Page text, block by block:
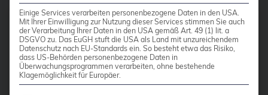
Cloud-Infrastruktur
Cloud-Optimierung
Cloud-Speicherlösungen
CloudNative
05 JULI 2017
Rückblick auf das
AnsibleFest London 2017
Einige Services verarbeiten personenbezogene Daten in den USA.
Mit Ihrer Einwilligung zur Nutzung dieser Services stimmen Sie auch
der Verarbeitung Ihrer Daten in den USA gemäß Art. 49 (1) lit. a
DSGVO zu. Das EuGH stuft die USA als Land mit unzureichendem
Datenschutz nach EU-Standards ein. So besteht etwa das Risiko,
dass US-Behörden personenbezogene Daten in
Überwachungsprogrammen verarbeiten, ohne bestehende
Klagemöglichkeit für Europäer.